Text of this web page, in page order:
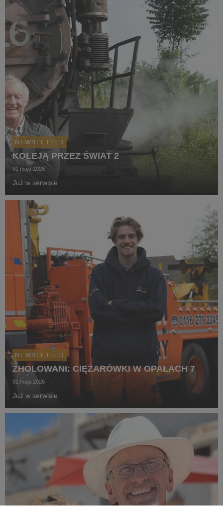
NEWSLETTER
KOLEJĄ PRZEZ ŚWIAT 2
31 maja 2026
Już w serwisie
NEWSLETTER
ZHOLOWANI: CIĘŻARÓWKI W OPAŁACH 7
31 maja 2026
Już w serwisie